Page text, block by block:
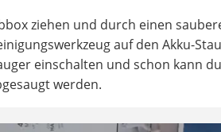
ziehen und durch einen
auf den Akku-
einschalten und schon kann
werden.